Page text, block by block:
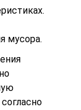
мусора.